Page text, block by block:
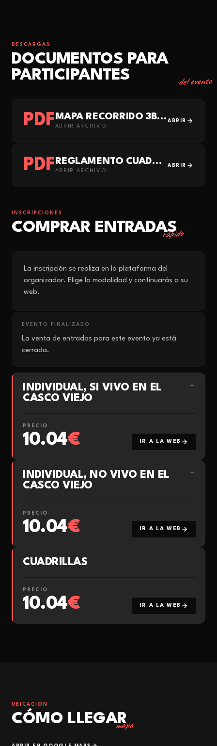
DESCARGAS
DOCUMENTOS PARA
PARTICIPANTES
del evento
PDF MAPA RECORRIDO 3B·3M-2026 PARA LA WEB
ABRIR ARCHIVO
ABRIR
PDF REGLAMENTO CUADRILLAS
ABRIR ARCHIVO
ABRIR
INSCRIPCIONES
COMPRAR ENTRADAS
rápido
La inscripción se realiza en la plataforma del
organizador. Elige la modalidad y continuarás a su
web.
EVENTO FINALIZADO
La venta de entradas para este evento ya está
cerrada.
INDIVIDUAL, SI VIVO EN EL
CASCO VIEJO
→
PRECIO
10.04€ IR A LA WEB
INDIVIDUAL, NO VIVO EN EL
CASCO VIEJO
→
PRECIO
10.04€ IR A LA WEB
CUADRILLAS →
PRECIO
10.04€ IR A LA WEB
UBICACIÓN
CÓMO LLEGAR
mapa